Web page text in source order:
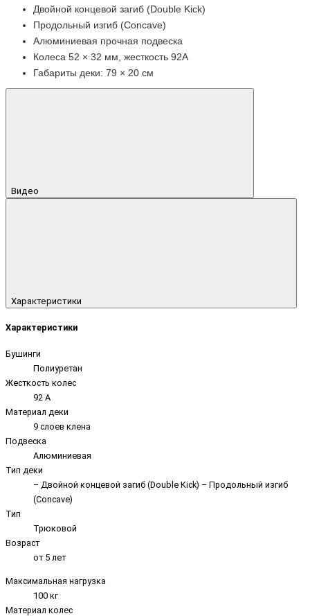
Двойной концевой загиб (Double Kick)
Продольный изгиб (Concave)
Алюминиевая прочная подвеска
Колеса 52 × 32 мм, жесткость 92А
Габариты деки: 79 × 20 см
Видео
Характеристики
Характеристики
Бушинги
Полиуретан
Жесткость колес
92 А
Материал деки
9 слоев клена
Подвеска
Алюминиевая
Тип деки
– Двойной концевой загиб (Double Kick) – Продольный изгиб
(Concave)
Тип
Трюковой
Возраст
от 5 лет
Максимальная нагрузка
100 кг
Материал колес